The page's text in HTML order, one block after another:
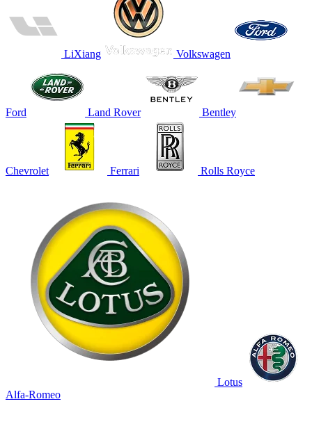
LiXiang Volkswagen
Ford Land Rover Bentley
Chevrolet Ferrari Rolls Royce
Lotus
Alfa-Romeo